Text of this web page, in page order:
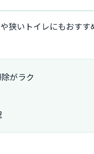
狭いトイレにもおす
がラク